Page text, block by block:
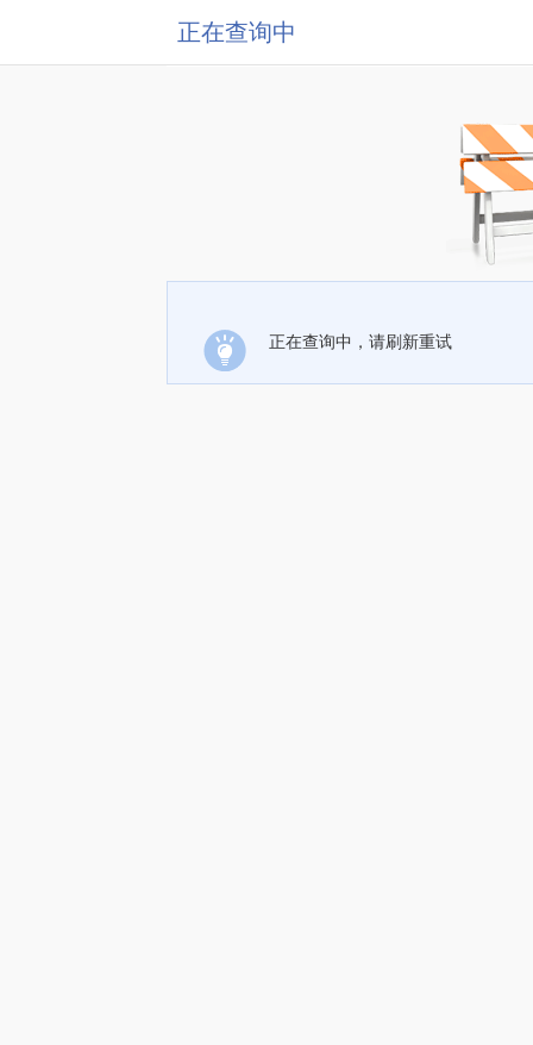
正在查询中
正在查询中，请刷新重试